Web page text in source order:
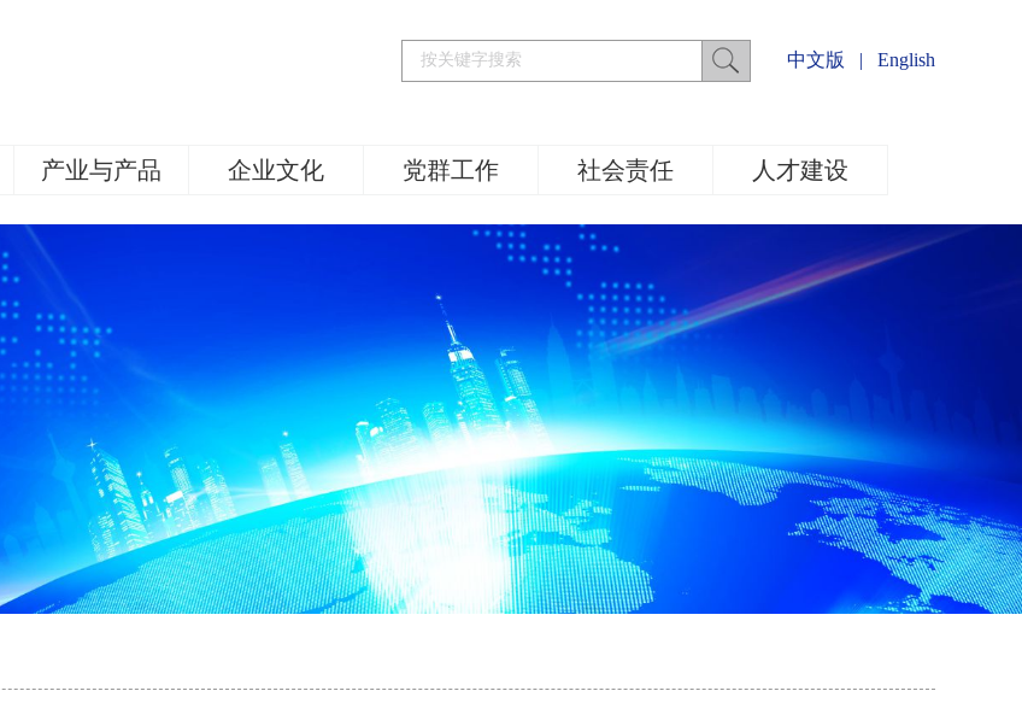
中文版 | English
产业与产品 企业文化 党群工作 社会责任 人才建设